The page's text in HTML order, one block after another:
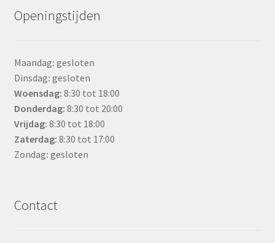
Openingstijden
Maandag: gesloten
Dinsdag: gesloten
Woensdag: 8:30 tot 18:00
Donderdag: 8:30 tot 20:00
Vrijdag: 8:30 tot 18:00
Zaterdag: 8:30 tot 17:00
Zondag: gesloten
Contact